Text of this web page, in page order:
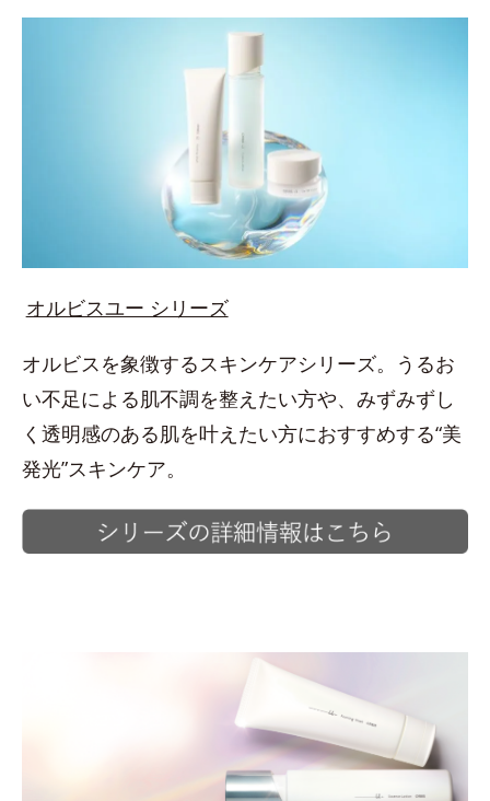
オルビスユー シリーズ
オルビスを象徴するスキンケアシリーズ。うるお
い不足による肌不調を整えたい方や、みずみずし
く透明感のある肌を叶えたい方におすすめする“美
発光”スキンケア。